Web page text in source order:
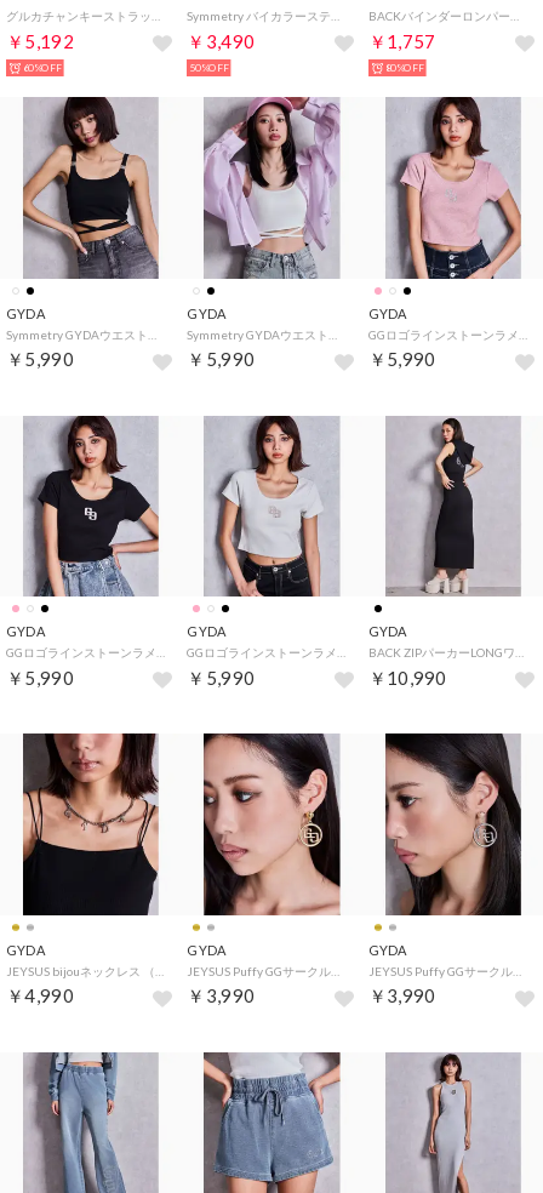
￥5,192
60%OFF
￥3,490
50%OFF
￥1,757
80%OFF
GYDA
￥5,990
GYDA
￥5,990
GYDA
￥5,990
GYDA
￥5,990
GYDA
￥5,990
GYDA
￥10,990
GYDA
￥4,990
GYDA
￥3,990
GYDA
JEYSUS Puffy GGサークルピアス （シルバー）
￥3,990